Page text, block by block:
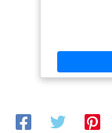
Étanchéité IP68
Conditions
permanente,
IP68. Elle résiste
d’eau. Sa
assure des
voitures,
propose un
piétons ou
exigeantes,